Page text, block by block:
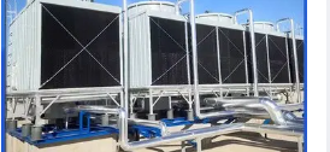
量相同的三河坝冷却塔，
因素：
开式与闭式结构对水质
质较差的循环系统，而